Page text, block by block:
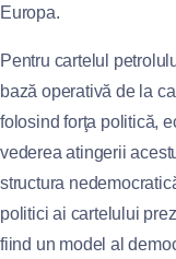
Europa.
Pentru cartelul
bază operativă de la
folosind forţa politică,
vederea atingerii
structura
politici ai cartelului
fiind un model al